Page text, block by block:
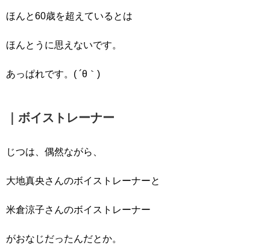
ほんと60歳を超えているとは
ほんとうに思えないです。
あっぱれです。( ´θ｀)
｜ボイストレーナー
じつは、偶然ながら、
大地真央さんのボイストレーナーと
米倉涼子さんのボイストレーナー
がおなじだったんだとか。